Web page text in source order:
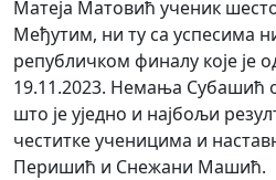
Матеја Матовић ученик
Међутим, ни ту са успесима
републичком финалу које је
19.11.2023. Немања Субашић
што је уједно и најбољи
честитке ученицима и
Перишић и Снежани Машић.